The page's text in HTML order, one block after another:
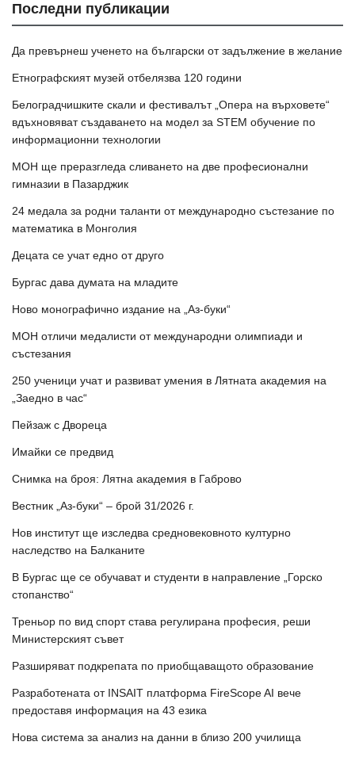
Последни публикации
Да превърнеш ученето на български от задължение в желание
Етнографският музей отбелязва 120 години
Белоградчишките скали и фестивалът „Опера на върховете“
вдъхновяват създаването на модел за STEM обучение по
информационни технологии
МОН ще преразгледа сливането на две професионални
гимназии в Пазарджик
24 медала за родни таланти от международно състезание по
математика в Монголия
Децата се учат едно от друго
Бургас дава думата на младите
Ново монографично издание на „Аз-буки“
МОН отличи медалисти от международни олимпиади и
състезания
250 ученици учат и развиват умения в Лятната академия на
„Заедно в час“
Пейзаж с Двореца
Имайки се предвид
Снимка на броя: Лятна академия в Габрово
Вестник „Аз-буки“ – брой 31/2026 г.
Нов институт ще изследва средновековното културно
наследство на Балканите
В Бургас ще се обучават и студенти в направление „Горско
стопанство“
Треньор по вид спорт става регулирана професия, реши
Министерският съвет
Разширяват подкрепата по приобщаващото образование
Разработената от INSAIT платформа FireScope AI вече
предоставя информация на 43 езика
Нова система за анализ на данни в близо 200 училища